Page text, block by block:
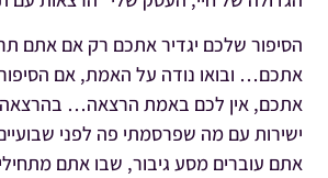
הסיפור שלכם יגדיר אתכם רק אם אתם
אתכם… ובואו נודה על האמת, אם
אתכם, אין לכם באמת הרצאה…
ישירות עם מה שפרסמתי פה לפני שבועיים
אתם עוברים מסע גיבור, שבו אתם